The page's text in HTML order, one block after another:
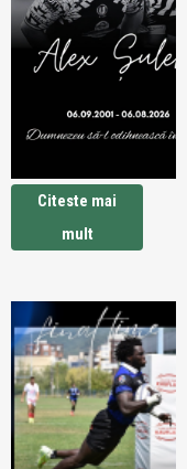
Citeste mai
mult